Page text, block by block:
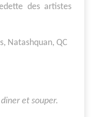
des artistes
Natashquan, QC
et souper.